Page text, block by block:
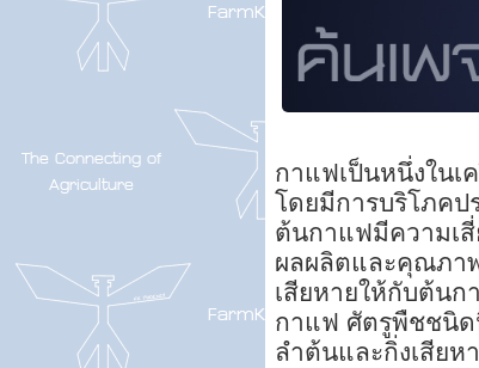
กาแฟเป็นหนึ่งใน
โดยมีการบริโภค
ต้นกาแฟมีความเ
ผลผลิตและคุณภา
เสียหายให้กับต้น
กาแฟ ศัตรูพืชชนิด
ลำต้นและกิ่งเสียห